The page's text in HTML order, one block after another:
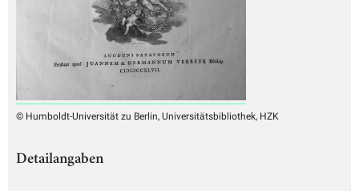
© Humboldt-Universität zu Berlin, Universitätsbibliothek, HZK
Detailangaben